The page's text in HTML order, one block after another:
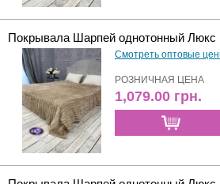
Покрывала Шарпей однотонный
Смотреть оптовые
РОЗНИЧНАЯ ЦЕНА
1,079.00 грн.